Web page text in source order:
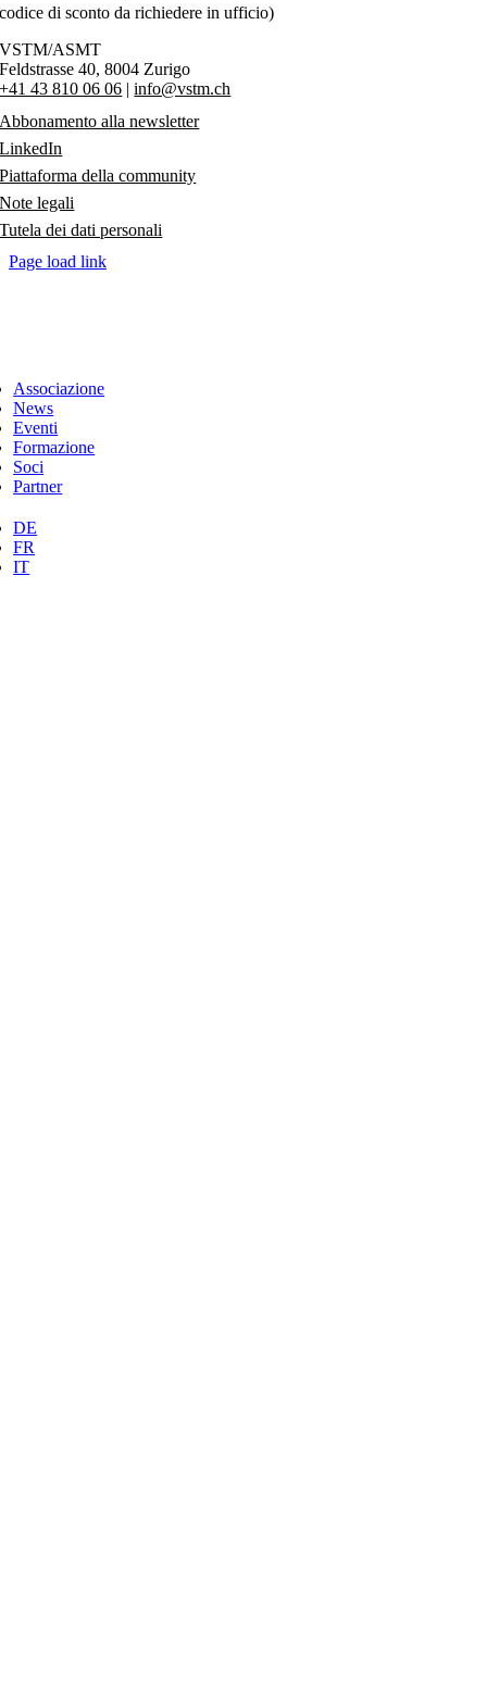
codice di sconto da richiedere in ufficio)
VSTM/ASMT
Feldstrasse 40,8004 Zurigo
+41 43 810 06 06 |info@vstm.ch
Abbonamento alla newsletter
LinkedIn
Piattaforma della community
Note legali
Tutela dei dati personali
Page load link
Associazione
News
Eventi
Formazione
Soci
Partner
DE
FR
IT